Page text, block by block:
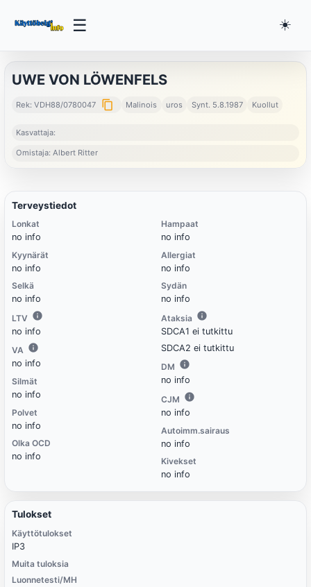
☰ ☀️
UWE VON LÖWENFELS
Rek: VDH88/0780047 content_copy Malinois uros Synt. 5.8.1987 Kuollut
Kasvattaja:
Omistaja: Albert Ritter
Terveystiedot
Lonkat
no info
Kyynärät
no info
Selkä
no info
LTV
no info
VA
no info
Silmät
no info
Polvet
no info
Olka OCD
no info
Hampaat
no info
Allergiat
no info
Sydän
no info
Ataksia
SDCA1 ei tutkittu
SDCA2 ei tutkittu
DM
no info
CJM
no info
Autoimm.sairaus
no info
Kivekset
no info
Tulokset
Käyttötulokset
IP3
Muita tuloksia
Luonnetesti/MH